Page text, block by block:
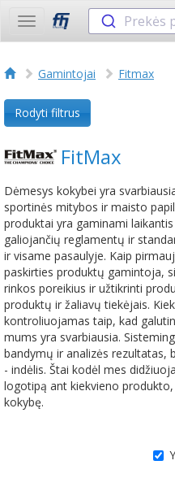
Toggle
navigation
Prekės
Gamintojai Fitmax
Rodyti filtrus
FitMax
Dėmesys kokybei yra
sportinės mitybos ir maisto
produktai yra gaminami
galiojančių reglamentų ir
ir visame pasaulyje. Kaip
paskirties produktų gamintoja,
rinkos poreikius ir užtikrinti
produktų ir žaliavų tiekėjais.
kontroliuojamas taip, kad
mums yra svarbiausia.
bandymų ir analizės rezultatas,
- indėlis. Štai kodėl mes
logotipą ant kiekvieno
kokybę.